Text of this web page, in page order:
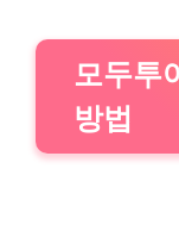
모두투
방법